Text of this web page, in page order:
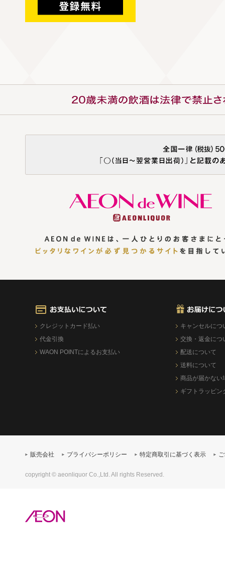
クレジットカード払い
代金引換
WAON POINTによるお支払い
キャンセルにつ
交換・返金につ
配送について
送料について
商品が届かない
ギフトラッピン
販売会社 プライバシーポリシー 特定商取引に基づく表示
copyright © aeonliquor Co.,Ltd. All rights Reserved.